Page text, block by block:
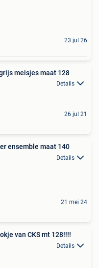
23 jul 26
meisjes maat 128
Details
26 jul 21
meisjes zomer ensemble maat 140
Details
21 mei 24
van CKS mt 128!!!!
Details